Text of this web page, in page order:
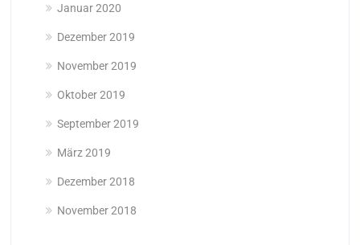
Januar 2020
Dezember 2019
November 2019
Oktober 2019
September 2019
März 2019
Dezember 2018
November 2018